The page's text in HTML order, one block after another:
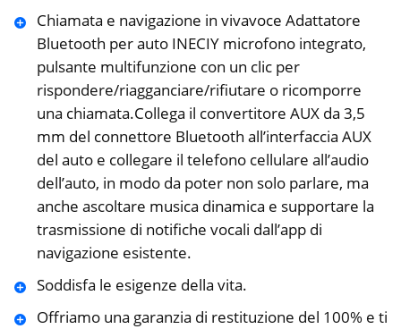
Chiamata e navigazione in vivavoce Adattatore
Bluetooth per auto INECIY microfono integrato,
pulsante multifunzione con un clic per
rispondere/riagganciare/rifiutare o ricomporre
una chiamata.Collega il convertitore AUX da 3,5
mm del connettore Bluetooth all’interfaccia AUX
del auto e collegare il telefono cellulare all’audio
dell’auto, in modo da poter non solo parlare, ma
anche ascoltare musica dinamica e supportare la
trasmissione di notifiche vocali dall’app di
navigazione esistente.
Soddisfa le esigenze della vita.
Offriamo una garanzia di restituzione del 100% e ti